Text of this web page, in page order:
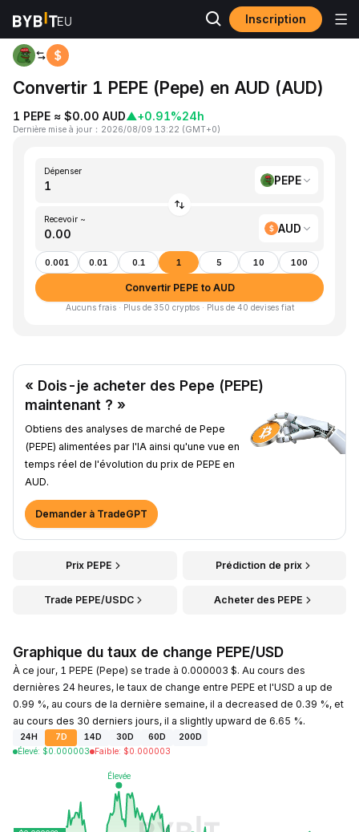
Inscription
Accueil PEPE to AUD
Convertir 1 PEPE (Pepe) en AUD (AUD)
1 PEPE ≈ $0.00 AUD▲+0.91%24h
Dernière mise à jour ： 2026/08/09 13:22 (GMT+0)
Dépenser
PEPE
Recevoir ~
AUD
0.001 0.01 0.1 1 5 10 100
Convertir PEPE to AUD
Aucuns frais · Plus de 350 cryptos · Plus de 40 devises fiat
« Dois-je acheter des Pepe (PEPE)
maintenant ? »
Obtiens des analyses de marché de Pepe
(PEPE) alimentées par l'IA ainsi qu'une vue en
temps réel de l'évolution du prix de PEPE en
AUD.
Demander à TradeGPT
Prix PEPE Prédiction de prix
Trade PEPE/USDC Acheter des PEPE
Graphique du taux de change PEPE/USD
À ce jour, 1 PEPE (Pepe) se trade à 0.000003 $. Au cours des
dernières 24 heures, le taux de change entre PEPE et l'USD a up de
0.99 %, au cours de la dernière semaine, il a decreased de 0.39 %, et
au cours des 30 derniers jours, il a slightly upward de 6.65 %.
24H 7D 14D 30D 60D
200D
Élevé: $0.000003 Faible: $0.000003